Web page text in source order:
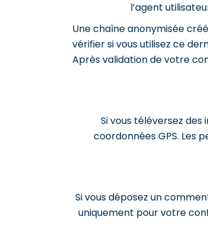
l’agent
Une chaîne anonymisée
vérifier si vous utilisez ce
Après validation de votre
Si vous téléversez des
coordonnées GPS. Les
Si vous déposez un
uniquement pour votre